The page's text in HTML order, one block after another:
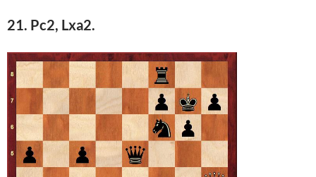
21. Pc2, Lxa2.